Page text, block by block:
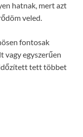
hatnak, mert azt
veled.
fontosak
vagy egyszerűen
időzített tett többet